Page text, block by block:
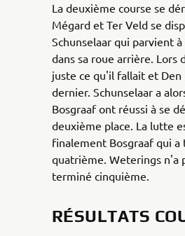
La deuxième course se
Mégard et Ter Veld se
Schunselaar qui parvient
dans sa roue arrière. Lors
juste ce qu'il fallait et Den
dernier. Schunselaar a
Bosgraaf ont réussi à se
deuxième place. La lutte
finalement Bosgraaf qui
quatrième. Weterings n'a
terminé cinquième.
RÉSULTATS